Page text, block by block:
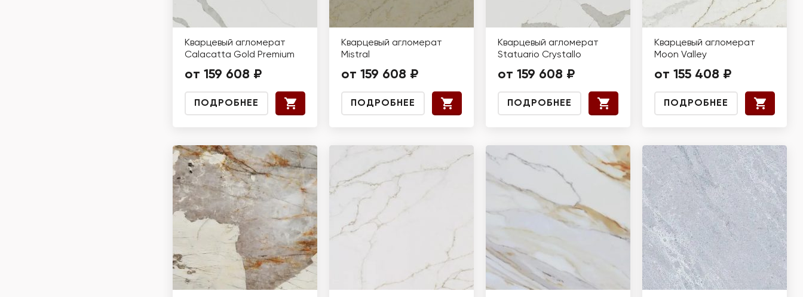
Кварцевый агломерат
Calacatta Gold Premium
от 159 608 ₽
ПОДРОБНЕЕ
Кварцевый агломерат
Mistral
от 159 608 ₽
ПОДРОБНЕЕ
Кварцевый агломерат
Statuario Crystallo
от 159 608 ₽
ПОДРОБНЕЕ
Кварцевый агломерат
Moon Valley
от 155 408 ₽
ПОДРОБНЕЕ